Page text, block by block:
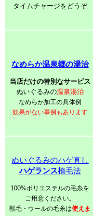
タイムチャージをどうぞ
なめらか温泉郷の湯治
当店だけの特別なサービス
ぬいぐるみの温泉湯治
なめらか加工の具体例
効果がない事例もあります
ぬいぐるみのハゲ直し
ハゲランス植毛法
100%ポリエステルの毛糸を
ご用意ください。
獣毛・ウールの毛糸は使えま